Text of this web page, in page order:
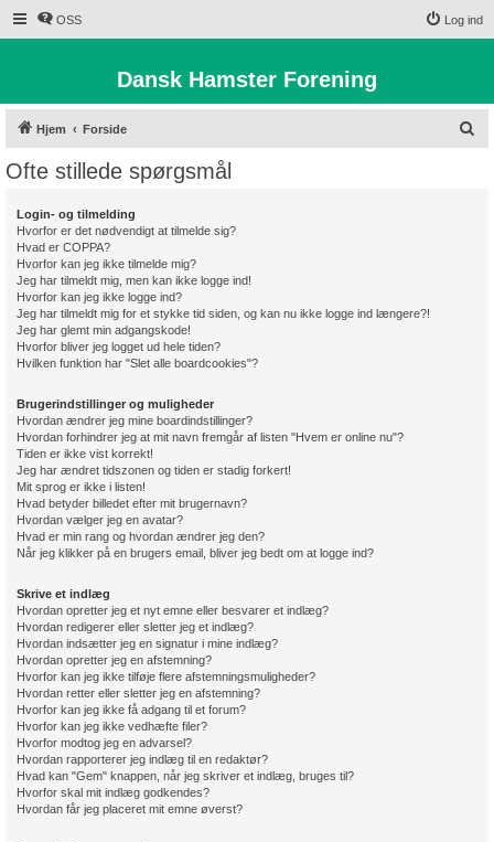
OSS Log ind
Dansk Hamster Forening
Hjem Forside
Ofte stillede spørgsmål
Login- og tilmelding
Hvorfor er det nødvendigt at tilmelde sig?
Hvad er COPPA?
Hvorfor kan jeg ikke tilmelde mig?
Jeg har tilmeldt mig, men kan ikke logge ind!
Hvorfor kan jeg ikke logge ind?
Jeg har tilmeldt mig for et stykke tid siden, og kan nu ikke logge ind længere?!
Jeg har glemt min adgangskode!
Hvorfor bliver jeg logget ud hele tiden?
Hvilken funktion har "Slet alle boardcookies"?
Brugerindstillinger og muligheder
Hvordan ændrer jeg mine boardindstillinger?
Hvordan forhindrer jeg at mit navn fremgår af listen "Hvem er online nu"?
Tiden er ikke vist korrekt!
Jeg har ændret tidszonen og tiden er stadig forkert!
Mit sprog er ikke i listen!
Hvad betyder billedet efter mit brugernavn?
Hvordan vælger jeg en avatar?
Hvad er min rang og hvordan ændrer jeg den?
Når jeg klikker på en brugers email, bliver jeg bedt om at logge ind?
Skrive et indlæg
Hvordan opretter jeg et nyt emne eller besvarer et indlæg?
Hvordan redigerer eller sletter jeg et indlæg?
Hvordan indsætter jeg en signatur i mine indlæg?
Hvordan opretter jeg en afstemning?
Hvorfor kan jeg ikke tilføje flere afstemningsmuligheder?
Hvordan retter eller sletter jeg en afstemning?
Hvorfor kan jeg ikke få adgang til et forum?
Hvorfor kan jeg ikke vedhæfte filer?
Hvorfor modtog jeg en advarsel?
Hvordan rapporterer jeg indlæg til en redaktør?
Hvad kan "Gem" knappen, når jeg skriver et indlæg, bruges til?
Hvorfor skal mit indlæg godkendes?
Hvordan får jeg placeret mit emne øverst?